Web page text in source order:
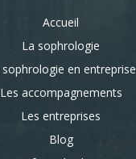
Accueil
La sophrologie
sophrologie en entreprise
Les accompagnements
Les entreprises
Blog